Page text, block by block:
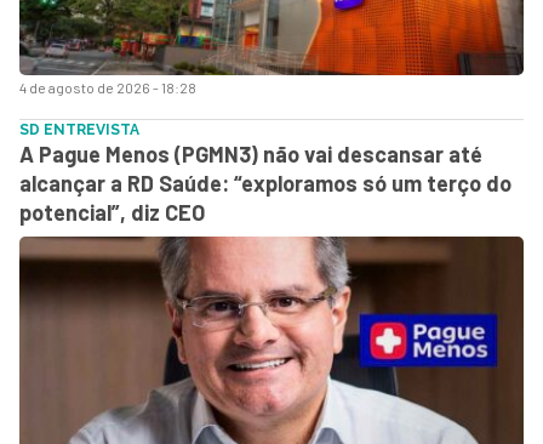
4 de agosto de 2026 - 18:28
SD ENTREVISTA
A Pague Menos (PGMN3) não vai descansar até
alcançar a RD Saúde: “exploramos só um terço do
potencial”, diz CEO